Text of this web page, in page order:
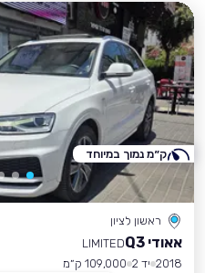
ראשון לציון
אאודי Q3
LIMITED
2018 יד 2
109,000 ק״מ
ק״מ נמוך במיוחד